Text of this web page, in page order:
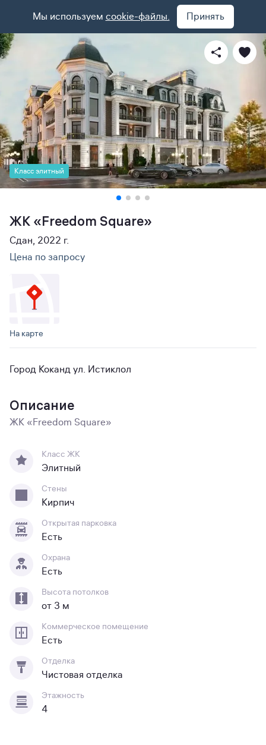
Мы используем cookie-файлы. Принять
Класс элитный
ЖК «Freedom Square»
Сдан, 2022 г.
Цена по запросу
На карте
Город Коканд ул. Истиклол
Описание
ЖК «Freedom Square»
Класс ЖК
Элитный
Стены
Кирпич
Открытая парковка
Есть
Охрана
Есть
Высота потолков
от 3 м
Коммерческое помещение
Есть
Отделка
Чистовая отделка
Этажность
4